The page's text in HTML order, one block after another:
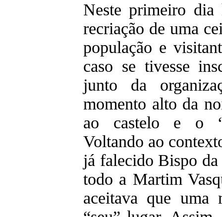
Neste primeiro dia
recriação de uma
população e
caso se tivesse
junto da
momento alto da
ao castelo e o
Voltando ao
já falecido Bispo da
todo a Martim
aceitava que uma